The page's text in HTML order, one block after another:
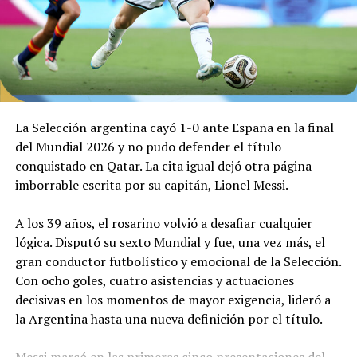
rival. La primera de peligro del complemento fue un
remate de media distancia de Dani Olmo, seguido de un
cabezazo de Ferrán Tórres, ambas bien controladas por
Dibu Martínez.
dos remates desde afuera del área de Rodri y de Cubarsí,
otra vez Dibu dijo presente para mantener el cero.
Sobre el final, Enzo Fernández vio la segunda amarilla y
suplementario, que llegó luego de una tremenda atajada
de Dibu luego de un tiro libre de Yamal.
Argentina aguantaba en el alargue con uno menos. Sin
embargo, una pelota cruzada al segundo palo encontró
La Selección argentina cayó 1-0 ante España en la final
del Mundial 2026 y no pudo defender el título
conquistado en Qatar. La cita igual dejó otra página
imborrable escrita por su capitán, Lionel Messi.
A los 39 años, el rosarino volvió a desafiar cualquier
lógica. Disputó su sexto Mundial y fue, una vez más, el
gran conductor futbolístico y emocional de la Selección.
Con ocho goles, cuatro asistencias y actuaciones
decisivas en los momentos de mayor exigencia, lideró a
la Argentina hasta una nueva definición por el título.